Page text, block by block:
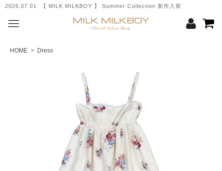
2026.07.01 【 MILK MILKBOY 】 Summer Collection 新作入荷
HOME > Dress